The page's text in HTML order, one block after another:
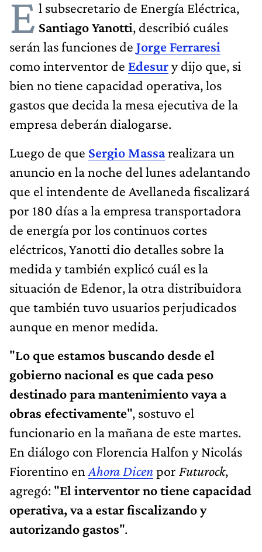
E l subsecretario de Energía Eléctrica,
Santiago Yanotti, describió cuáles
serán las funciones de Jorge Ferraresi
como interventor de Edesury dijo que, si
bien no tiene capacidad operativa, los
gastos que decida la mesa ejecutiva de la
empresa deberán dialogarse.
Luego de que Sergio Massarealizara un
anuncio en la noche del lunes adelantando
que el intendente de Avellaneda fiscalizará
por 180 días a la empresa transportadora
de energía por los continuos cortes
eléctricos, Yanotti dio detalles sobre la
medida y también explicó cuál es la
situación de Edenor, la otra distribuidora
que también tuvo usuarios perjudicados
aunque en menor medida.
"Lo que estamos buscando desde el
gobierno nacional es que cada peso
destinado para mantenimiento vaya a
obras efectivamente", sostuvo el
funcionario en la mañana de este martes.
En diálogo con Florencia Halfon y Nicolás
Fiorentino en Ahora Dicen por Futurock,
agregó: "El interventor no tiene capacidad
operativa, va a estar fiscalizando y
autorizando gastos".